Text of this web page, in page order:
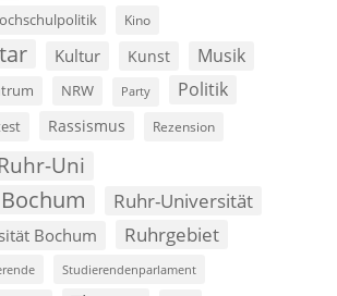
Kino
Kultur Kunst Musik
NRW Party Politik
Rassismus Rezension
Ruhr-Uni
Ruhr-Universität
Bochum Ruhrgebiet
Studierendenparlament